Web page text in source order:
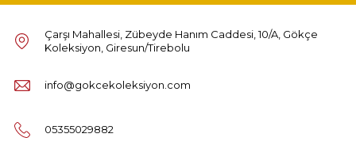
Çarşı Mahallesi, Zübeyde Hanım Caddesi, 10/A, Gökçe
Koleksiyon, Giresun/Tirebolu
info@gokcekoleksiyon.com
05355029882